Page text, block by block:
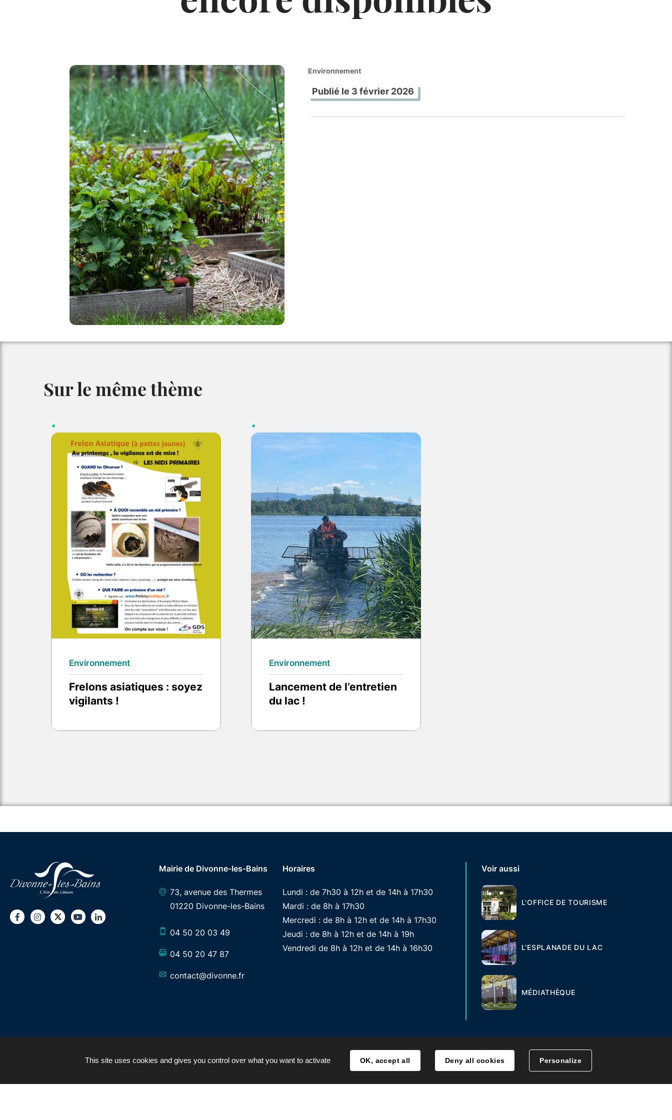
Environnement
Publié le 3 février 2026
Sur le même thème
Environnement
Frelons asiatiques : soyez
vigilants !
Environnement
Lancement de l’entretien
du lac !
FacebookInstagram
TwitterYoutubeLinkedIn
Mairie de Divonne-les-Bains
73, avenue des Thermes
01220 Divonne-les-Bains
04 50 20 03 49
04 50 20 47 87
contact@divonne.fr
Horaires
Lundi : de 7h30 à 12h et de 14h à 17h30
Mardi : de 8h à 17h30
Mercredi : de 8h à 12h et de 14h à 17h30
Jeudi : de 8h à 12h et de 14h à 19h
Vendredi de 8h à 12h et de 14h à 16h30
Voir aussi
L'OFFICE DE TOURISME
L'ESPLANADE DU LAC
MÉDIATHÈQUE
PLAN DU SITE MENTIONS LÉGALES TRAITEMENT DES DONNÉES
This site uses cookies and gives you control over what you want to activate OK, accept all Deny all cookies Personalize